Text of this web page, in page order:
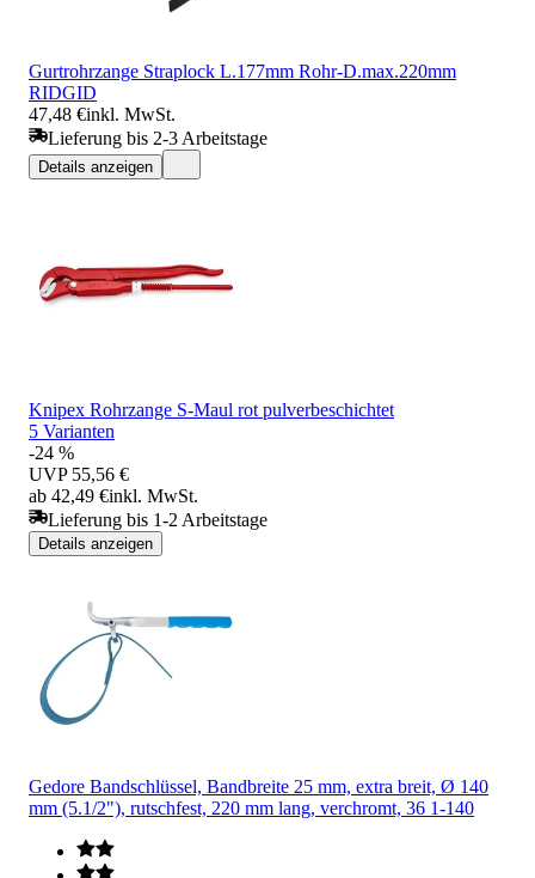
Gurtrohrzange Straplock L.177mm Rohr-D.max.220mm
RIDGID
47,48 €inkl. MwSt.
Lieferung bis 2-3 Arbeitstage
Details anzeigen
Knipex Rohrzange S-Maul rot pulverbeschichtet
5 Varianten
-24 %
UVP 55,56 €
ab 42,49 €inkl. MwSt.
Lieferung bis 1-2 Arbeitstage
Details anzeigen
Gedore Bandschlüssel, Bandbreite 25 mm, extra breit, Ø 140
mm (5.1/2"), rutschfest, 220 mm lang, verchromt, 36 1-140